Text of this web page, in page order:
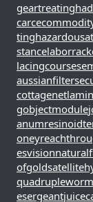
geartreating
ting
stance
lacingcourse
aussianfilter
cottagenet
gobjectmodule
anumresinoid
oney
esvision
ofgold
quadrupleworm
esergeant